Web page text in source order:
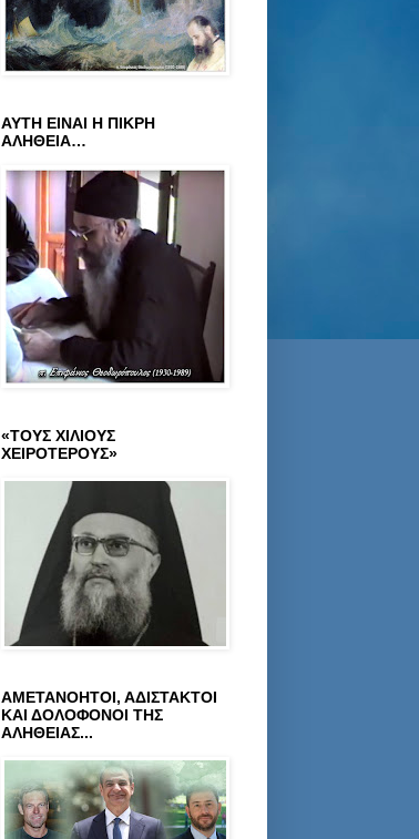
ΑΥΤΗ ΕΙΝΑΙ Η ΠΙΚΡΗ
ΑΛΗΘΕΙΑ…
«ΤΟΥΣ ΧΙΛΙΟΥΣ
ΧΕΙΡΟΤΕΡΟΥΣ»
ΑΜΕΤΑΝΟΗΤΟΙ, ΑΔΙΣΤΑΚΤΟΙ
ΚΑΙ ΔΟΛΟΦΟΝΟΙ ΤΗΣ
ΑΛΗΘΕΙΑΣ...